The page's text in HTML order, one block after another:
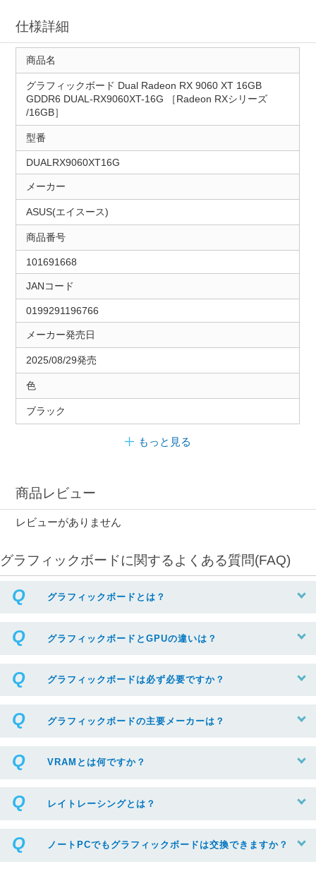
仕様詳細
商品名
グラフィックボード Dual Radeon RX 9060 XT 16GB
GDDR6 DUAL-RX9060XT-16G ［Radeon RXシリーズ
/16GB］
型番
DUALRX9060XT16G
メーカー
ASUS(エイスース)
商品番号
101691668
JANコード
0199291196766
メーカー発売日
2025/08/29発売
色
ブラック
もっと見る
商品レビュー
レビューがありません
グラフィックボードに関するよくある質問(FAQ)
グラフィックボードとは？
グラフィックボードとGPUの違いは？
グラフィックボードは必ず必要ですか？
グラフィックボードの主要メーカーは？
VRAMとは何ですか？
レイトレーシングとは？
ノートPCでもグラフィックボードは交換できますか？